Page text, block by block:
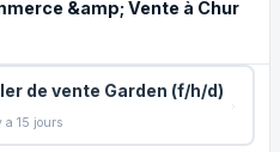
&amp; Vente à Chur
de vente Garden (f/h/d)
a 15 jours